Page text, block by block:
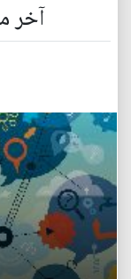
آخر